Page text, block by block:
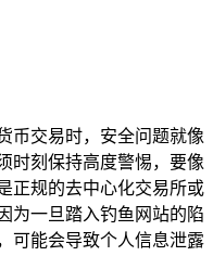
币交易时，安全问题就像
时刻保持高度警惕，要像
正规的去中心化交易所或
为一旦踏入钓鱼网站的陷
可能会导致个人信息泄露